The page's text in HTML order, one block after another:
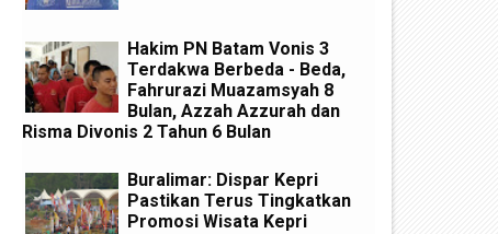
Cegah Penyebaran Covid-19,
Mudik Lebaran
Hakim PN Batam Vonis 3
Terdakwa Berbeda - Beda,
Fahrurazi Muazamsyah 8
Bulan, Azzah Azzurah dan
Risma Divonis 2 Tahun 6 Bulan
Buralimar: Dispar Kepri
Pastikan Terus Tingkatkan
Promosi Wisata Kepri